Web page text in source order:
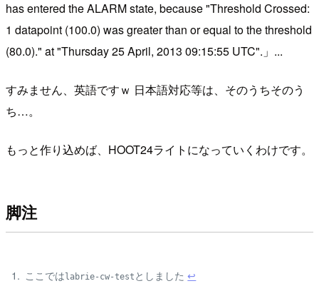
has entered the ALARM state, because "Threshold Crossed:
1 datapoint (100.0) was greater than or equal to the threshold
(80.0)." at "Thursday 25 April, 2013 09:15:55 UTC".」...
すみません、英語ですｗ 日本語対応等は、そのうちそのう
ち…。
もっと作り込めば、HOOT24ライトになっていくわけです。
脚注
ここではlabrie-cw-test としました↩